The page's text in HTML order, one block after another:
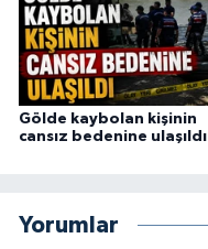
Gölde kaybolan kişinin
cansız bedenine ulaşıldı
Yorumlar